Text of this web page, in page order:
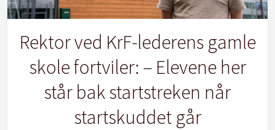
Rektor ved KrF-lederens gamle
skole fortviler: – Elevene her
står bak startstreken når
startskuddet går